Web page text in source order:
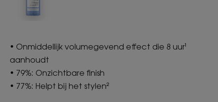
• Onmiddellijk volumegevend effect die 8 uur¹
aanhoudt
• 79%: Onzichtbare finish
• 77%: Helpt bij het stylen²